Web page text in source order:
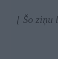
[ Šo ziņu